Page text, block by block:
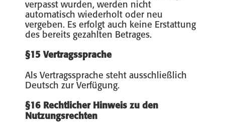
verpasst wurden, werden nicht
automatisch wiederholt oder neu
vergeben. Es erfolgt auch keine Erstattung
des bereits gezahlten Betrages.
§15 Vertragssprache
Als Vertragssprache steht ausschließlich
Deutsch zur Verfügung.
§16 Rechtlicher Hinweis zu den
Nutzungsrechten